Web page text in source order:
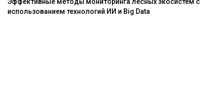
использованием технологий ИИ и Big Data